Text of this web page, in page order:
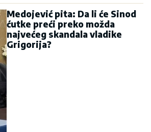
Medojević pita: Da li će Sinod
ćutke preći preko možda
najvećeg skandala vladike
Grigorija?